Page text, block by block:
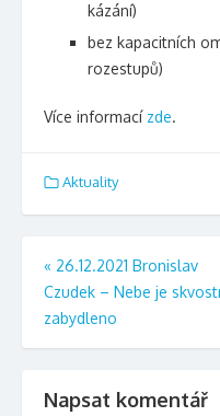
kázání)
bez kapacitních
rozestupů)
Více informací zde.
Aktuality
Navigace
pro
příspěvek
« 26.12.2021 Bronislav
Czudek – Nebe je
zabydleno
Napsat komentář